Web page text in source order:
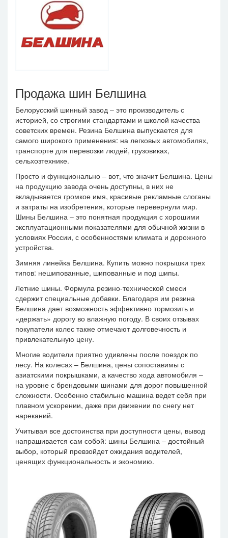
Продажа шин Белшина
Белорусский шинный завод – это производитель с
историей, со строгими стандартами и школой качества
советских времен. Резина Белшина выпускается для
самого широкого применения: на легковых автомобилях,
транспорте для перевозки людей, грузовиках,
сельхозтехнике.
Просто и функционально – вот, что значит Белшина. Цены
на продукцию завода очень доступны, в них не
вкладывается громкое имя, красивые рекламные слоганы
и затраты на изобретения, которые перевернули мир.
Шины Белшина – это понятная продукция с хорошими
эксплуатационными показателями для обычной жизни в
условиях России, с особенностями климата и дорожного
устройства.
Зимняя линейка Белшина. Купить можно покрышки трех
типов: нешипованные, шипованные и под шипы.
Летние шины. Формула резино-технической смеси
сдержит специальные добавки. Благодаря им резина
Белшина дает возможность эффективно тормозить и
«держать» дорогу во влажную погоду. В своих отзывах
покупатели колес также отмечают долговечность и
привлекательную цену.
Многие водители приятно удивлены после поездок по
лесу. На колесах – Белшина, цены сопоставимы с
азиатскими покрышками, а качество хода автомобиля –
на уровне с брендовыми шинами для дорог повышенной
сложности. Особенно стабильно машина ведет себя при
плавном ускорении, даже при движении по снегу нет
нареканий.
Учитывая все достоинства при доступности цены, вывод
напрашивается сам собой: шины Белшина – достойный
выбор, который превзойдет ожидания водителей,
ценящих функциональность и экономию.